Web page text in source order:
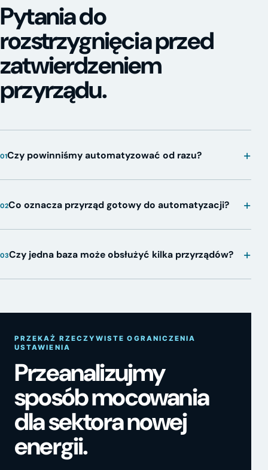
Pytania do
rozstrzygnięcia przed
zatwierdzeniem
przyrządu.
01Czy powinniśmy automatyzować od razu? +
02Co oznacza przyrząd gotowy do automatyzacji? +
03Czy jedna baza może obsłużyć kilka przyrządów? +
PRZEKAŻ RZECZYWISTE OGRANICZENIA
USTAWIENIA
Przeanalizujmy
sposób mocowania
dla sektora nowej
energii.